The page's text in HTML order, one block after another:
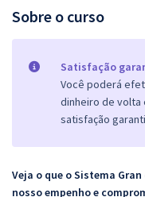
Sobre o curso
Satisfação
Você poderá
dinheiro de volta
satisfação
Veja o que o Sistema
nosso empenho e